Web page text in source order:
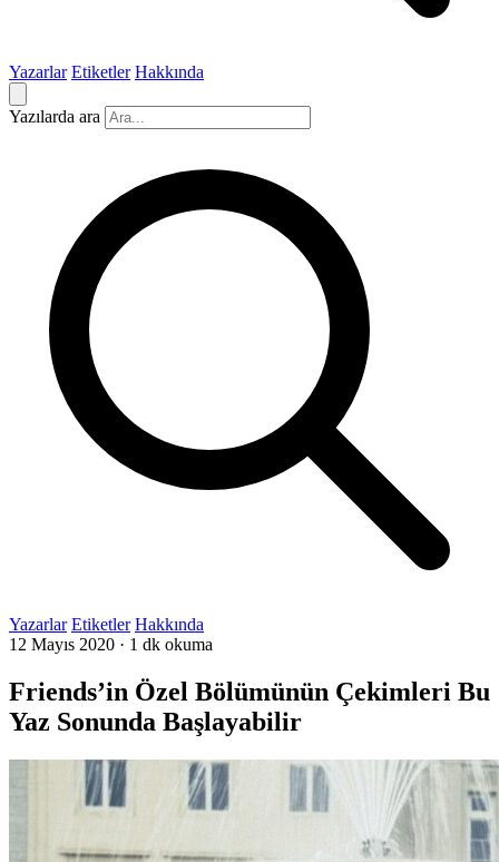
Yazarlar Etiketler Hakkında
Yazılarda ara
Yazarlar Etiketler Hakkında
12 Mayıs 2020 · 1 dk okuma
Friends’in Özel Bölümünün Çekimleri Bu
Yaz Sonunda Başlayabilir